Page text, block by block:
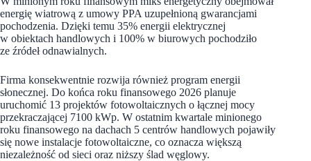
energię wiatrową z umowy PPA uzupełnioną gwarancjami
pochodzenia. Dzięki temu 35% energii elektrycznej
w obiektach handlowych i 100% w biurowych pochodziło
ze źródeł odnawialnych.
Firma konsekwentnie rozwija również program energii
słonecznej. Do końca roku finansowego 2026 planuje
uruchomić 13 projektów fotowoltaicznych o łącznej mocy
przekraczającej 7100 kWp. W ostatnim kwartale minionego
roku finansowego na dachach 5 centrów handlowych pojawiły
się nowe instalacje fotowoltaiczne, co oznacza większą
niezależność od sieci oraz niższy ślad węglowy.